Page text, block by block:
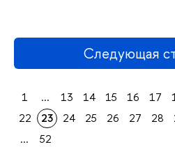
Следующая
1 ... 13 14 15 16 17
22
23 24 25 26 27 28
...
52